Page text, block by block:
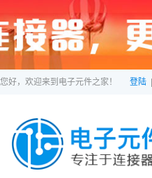
您好，欢迎来到电子元件之家！ 登陆